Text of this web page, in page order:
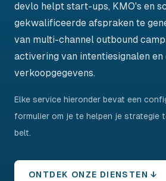
devlo helpt start-ups, KMO's en
gekwalificeerde afspraken te
van multi-channel outbound
activering van intentiesignalen
verkoopgegevens.
Elke service hieronder bevat een
formulier om je te helpen je strategie
belt.
ONTDEK ONZE DIENSTEN ↓